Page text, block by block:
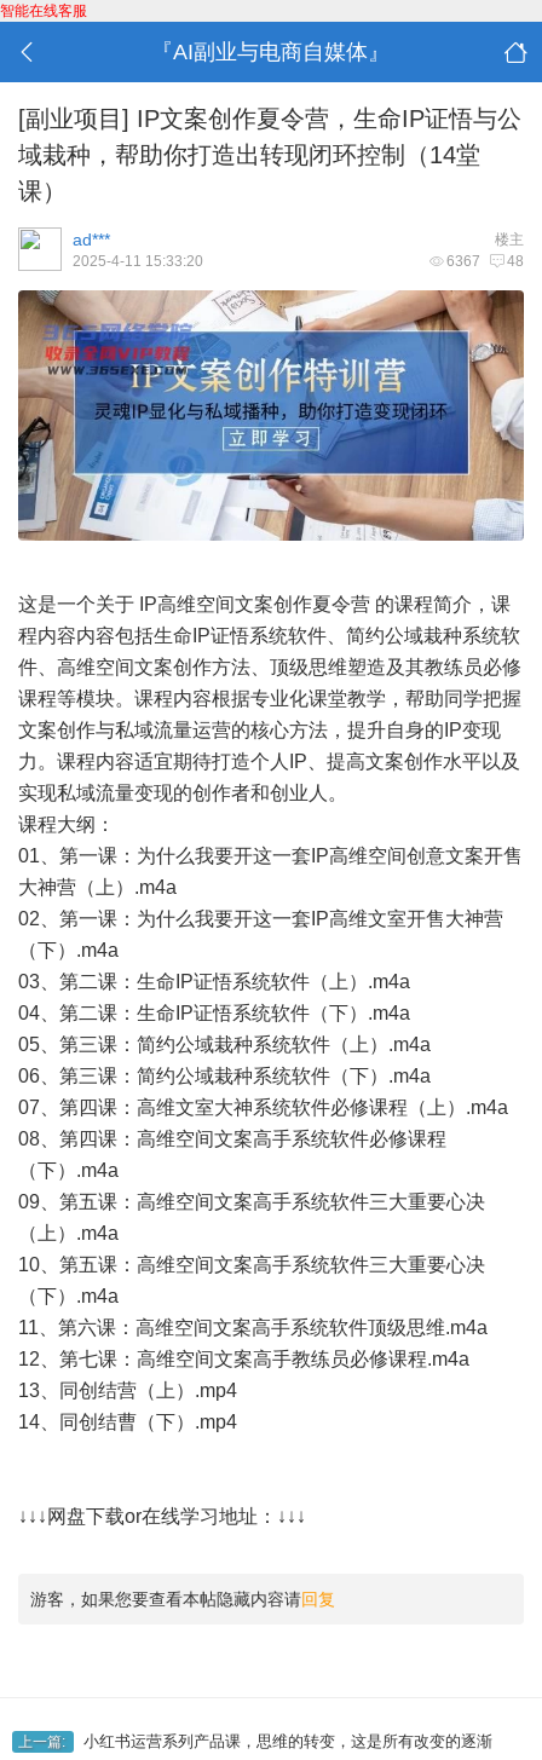
智能在线客服
『AI副业与电商自媒体』
[副业项目] IP文案创作夏令营，生命IP证悟与公
域栽种，帮助你打造出转现闭环控制（14堂
课）
楼主
ad***
6367 48
2025-4-11 15:33:20
这是一个关于 IP高维空间文案创作夏令营 的课程简介，课
程内容内容包括生命IP证悟系统软件、简约公域栽种系统软
件、高维空间文案创作方法、顶级思维塑造及其教练员必修
课程等模块。课程内容根据专业化课堂教学，帮助同学把握
文案创作与私域流量运营的核心方法，提升自身的IP变现
力。课程内容适宜期待打造个人IP、提高文案创作水平以及
实现私域流量变现的创作者和创业人。
课程大纲：
01、第一课：为什么我要开这一套IP高维空间创意文案开售
大神营（上）.m4a
02、第一课：为什么我要开这一套IP高维文室开售大神营
（下）.m4a
03、第二课：生命IP证悟系统软件（上）.m4a
04、第二课：生命IP证悟系统软件（下）.m4a
05、第三课：简约公域栽种系统软件（上）.m4a
06、第三课：简约公域栽种系统软件（下）.m4a
07、第四课：高维文室大神系统软件必修课程（上）.m4a
08、第四课：高维空间文案高手系统软件必修课程
（下）.m4a
09、第五课：高维空间文案高手系统软件三大重要心决
（上）.m4a
10、第五课：高维空间文案高手系统软件三大重要心决
（下）.m4a
11、第六课：高维空间文案高手系统软件顶级思维.m4a
12、第七课：高维空间文案高手教练员必修课程.m4a
13、同创结营（上）.mp4
14、同创结曹（下）.mp4
↓↓↓网盘下载or在线学习地址：↓↓↓
游客，如果您要查看本帖隐藏内容请回复
上一篇: 小红书运营系列产品课，思维的转变，这是所有改变的逐渐